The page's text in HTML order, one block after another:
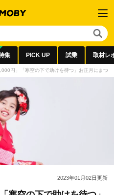
集 PICK UP 試乗 取材レ
円」「寒空の下で助けを待つ」お正月にまつ
2023年01月02日更新